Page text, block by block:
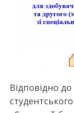
Відповідно